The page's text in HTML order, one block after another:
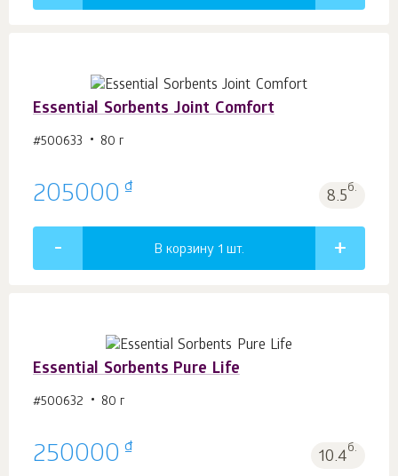
Essential Sorbents Joint Comfort
#500633 80 г
205000 ₫ 8.5б.
В корзину 1 шт.
Essential Sorbents Pure Life
#500632 80 г
250000 ₫ 10.4б.